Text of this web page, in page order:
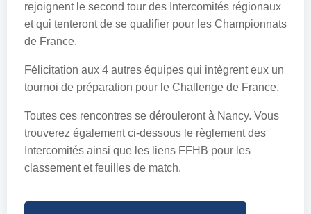
rejoignent le second tour des Intercomités régionaux
et qui tenteront de se qualifier pour les Championnats
de France.
Félicitation aux 4 autres équipes qui intègrent eux un
tournoi de préparation pour le Challenge de France.
Toutes ces rencontres se dérouleront à Nancy. Vous
trouverez également ci-dessous le règlement des
Intercomités ainsi que les liens FFHB pour les
classement et feuilles de match.